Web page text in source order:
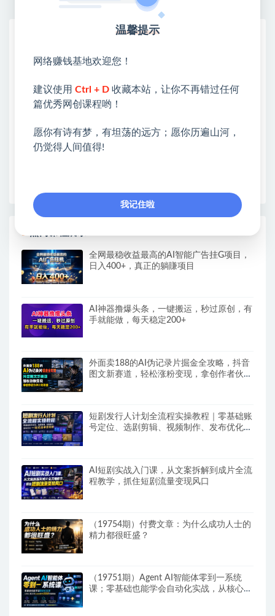
站长微信：无
类&副业类，资源丰富 物超所值。
❤能助您：找项目 + 低成本创业 + 减少信息差 + 见识
❤本站为众多团队提供了重要价值，也为众多创业者
开启网络之门，广受好评！
全网最稳收益最高的AI智能广告挂G项目，
日入400+，真正的躺賺项目
AI神器撸爆头条，一键搬运，秒过原创，有
手就能做，每天稳定200+
外面卖188的AI伪记录片掘金全攻略，抖音
图文新赛道，轻松涨粉变现，拿创作者伙伴
短剧发行人计划全流程实操教程｜零基础账
号定位、选剧剪辑、视频制作、发布优化一
AI短剧实战入门课，从文案拆解到成片全流
程教学，抓住短剧流量变现风口
（19754期）付费文章：为什么成功人士的
精力都很旺盛？
（19751期）Agent AI智能体零到一系统
课；零基础也能学会自动化实战，从核心概
温馨提示
网络赚钱基地欢迎您！
建议使用 Ctrl + D 收藏本站，让你不再错过任何
篇优秀网创课程哟！
愿你有诗有梦，有坦荡的远方；愿你历遍山河，
仍觉得人间值得!
我记住啦